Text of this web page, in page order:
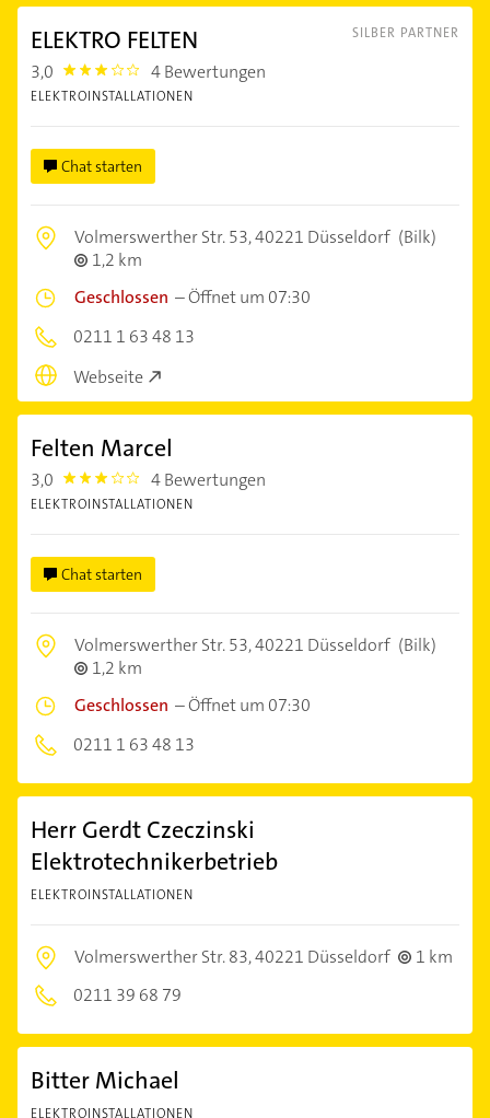
SILBER PARTNER
ELEKTRO FELTEN
3,0 3.0 4 Bewertungen
ELEKTROINSTALLATIONEN
Chat starten
Volmerswerther Str. 53,40221 Düsseldorf (Bilk)
1,2 km
Geschlossen –Öffnet um 07:30
0211 1 63 48 13
Webseite
Felten Marcel
3,0 3.0 4 Bewertungen
ELEKTROINSTALLATIONEN
Chat starten
Volmerswerther Str. 53,40221 Düsseldorf (Bilk)
1,2 km
Geschlossen –Öffnet um 07:30
0211 1 63 48 13
Herr Gerdt Czeczinski
Elektrotechnikerbetrieb
ELEKTROINSTALLATIONEN
Volmerswerther Str. 83,40221 Düsseldorf
1 km
0211 39 68 79
Bitter Michael
ELEKTROINSTALLATIONEN